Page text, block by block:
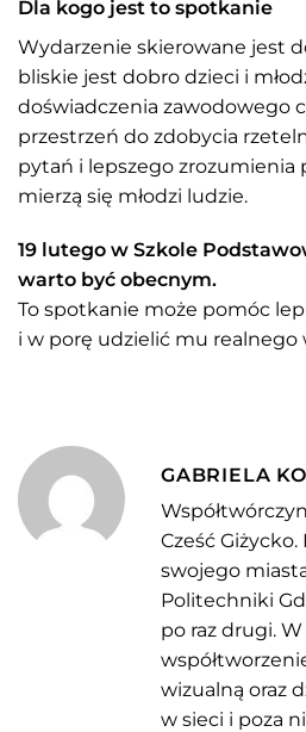
Dla kogo jest to spotkanie
Wydarzenie skierowane jest
bliskie jest dobro dzieci i
doświadczenia zawodowego
przestrzeń do zdobycia
pytań i lepszego zrozumienia
mierzą się młodzi ludzie.
19 lutego w Szkole
warto być obecnym.
To spotkanie może pomóc
i w porę udzielić mu realnego
GABRIELA
Cześć
swojego
Politechniki
po raz drugi.
wizualną oraz
w sieci i poza